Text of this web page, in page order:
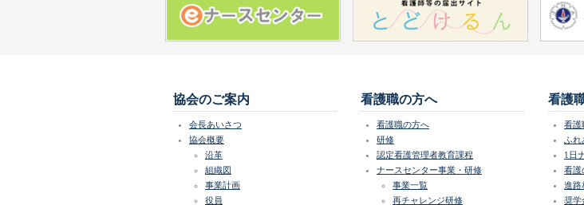
協会のご案内
会長あいさつ
協会概要
沿革
組織図
事業計画
役員
看護職の方へ
看護職の方へ
研修
認定看護管理者教育課程
ナースセンター事業・研修
事業一覧
再チャレンジ研修
看護
看護
ふれ
1日
看護
進路
奨学